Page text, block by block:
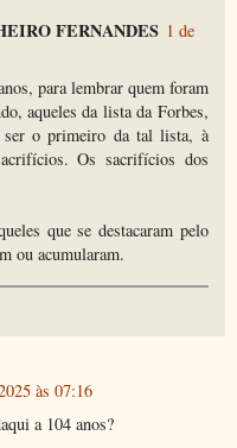
FERNANDES 1 de
para lembrar quem foram
aqueles da lista da Forbes,
ser o primeiro da tal lista, à
Os sacrifícios dos
que se destacaram pelo
ou acumularam.
às 07:16
a 104 anos?